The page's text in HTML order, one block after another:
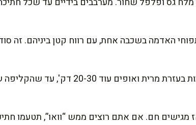
האדמה בשכבה אחת, עם רווח קטן ביניהם. זה
אופים 25 דק'. אחר כך הופכים את החתיכות בעזרת
על השיש ואז מגישים חם. אם אתם רוצים ממש “וואו”,